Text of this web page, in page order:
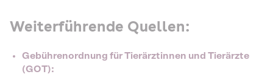
Weiterführende Quellen:
Gebührenordnung für Tierärztinnen und Tierärzte
(GOT):